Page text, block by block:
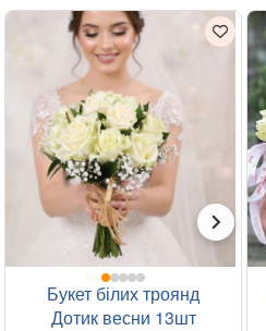
Букет білих троянд
Дотик весни 13шт